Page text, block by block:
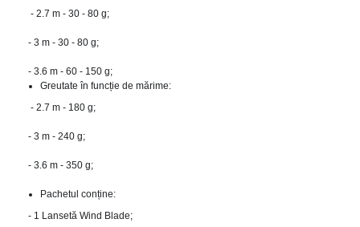
- 2.7 m - 30 - 80 g;
- 3 m - 30 - 80 g;
- 3.6 m - 60 - 150 g;
Greutate în funcție de mărime:
- 2.7 m - 180 g;
- 3 m - 240 g;
- 3.6 m - 350 g;
Pachetul conține:
- 1 Lansetă Wind Blade;